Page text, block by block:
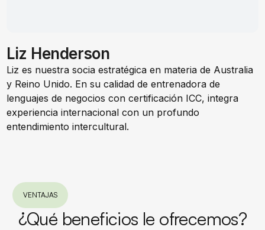
Liz Henderson
Liz es nuestra socia estratégica en materia de Australia
y Reino Unido. En su calidad de entrenadora de
lenguajes de negocios con certificación ICC, integra
experiencia internacional con un profundo
entendimiento intercultural.
VENTAJAS
¿Qué beneficios le ofrecemos?